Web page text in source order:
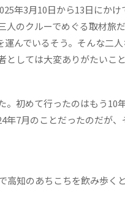
年3月10日から13日にか
のクルーでめぐる取材旅
んでいるそう。そんな二
しては大変ありがたいこと
初めて行ったのはもう10
7月のことだったのだが
知のあちこちを飲み歩く